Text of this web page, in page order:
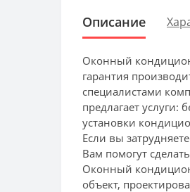
Описание
Оконный
гарантия
специалистами
предлагает
установки
Если вы
Вам помогут
Оконный
объект,